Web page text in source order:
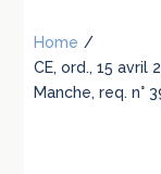
Home /
CE, ord., 15 avril
Manche, req. n°